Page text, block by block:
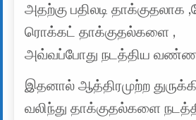
அதற்கு பதிலடி தாக்குதலாக
ரொக்கட் தாக்குதல்களை ,
அவ்வப்போது நடத்திய
இதனால் ஆத்திரமுற்ற
வலிந்து தாக்குதல்களை